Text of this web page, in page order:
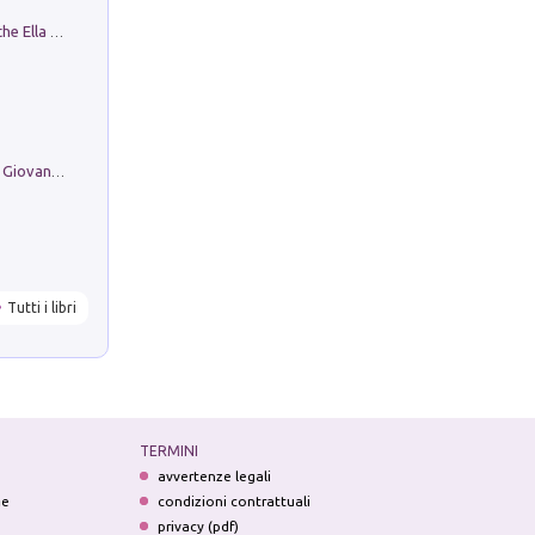
Tutti i libri
TERMINI
avvertenze legali
condizioni contrattuali
privacy (pdf)